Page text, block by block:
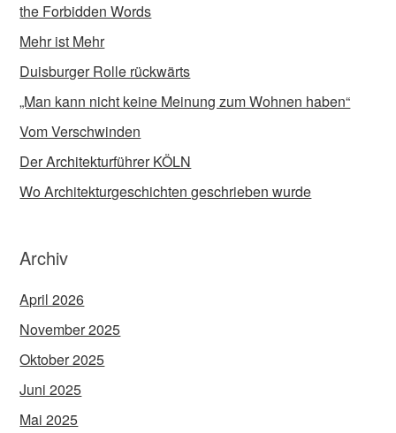
the Forbidden Words
Mehr ist Mehr
Duisburger Rolle rückwärts
„Man kann nicht keine Meinung zum Wohnen haben“
Vom Verschwinden
Der Architekturführer KÖLN
Wo Architekturgeschichten geschrieben wurde
Archiv
April 2026
November 2025
Oktober 2025
Juni 2025
Mai 2025